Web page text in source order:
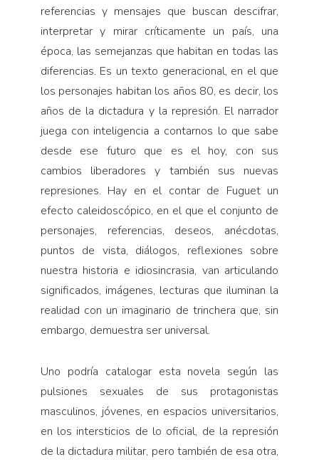
Sociedad
Turismo accidental
Vidas paralelas
referencias y mensajes que buscan descifrar,
interpretar y mirar críticamente un país, una
época, las semejanzas que habitan en todas las
diferencias. Es un texto generacional, en el que
los personajes habitan los años 80, es decir, los
años de la dictadura y la represión. El narrador
juega con inteligencia a contarnos lo que sabe
desde ese futuro que es el hoy, con sus
cambios liberadores y también sus nuevas
represiones. Hay en el contar de Fuguet un
efecto caleidoscópico, en el que el conjunto de
personajes, referencias, deseos, anécdotas,
puntos de vista, diálogos, reflexiones sobre
nuestra historia e idiosincrasia, van articulando
significados, imágenes, lecturas que iluminan la
realidad con un imaginario de trinchera que, sin
embargo, demuestra ser universal.
Uno podría catalogar esta novela según las
pulsiones sexuales de sus protagonistas
masculinos, jóvenes, en espacios universitarios,
en los intersticios de lo oficial, de la represión
de la dictadura militar, pero también de esa otra,